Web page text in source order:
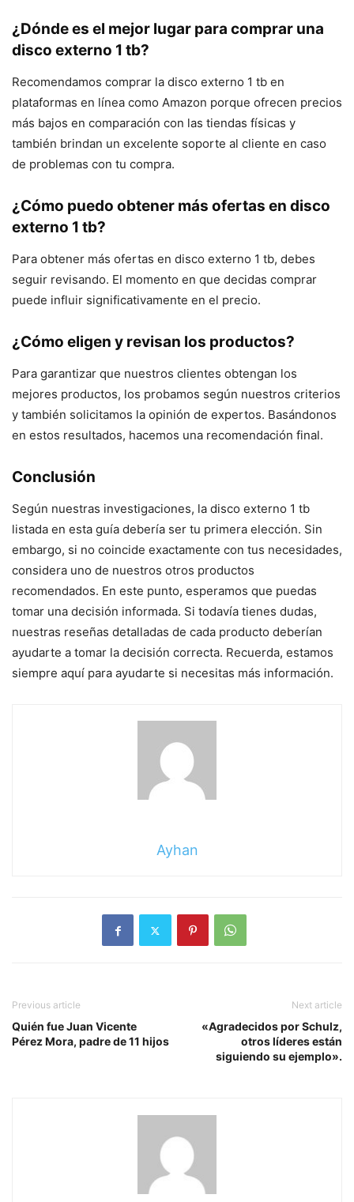
¿Dónde es el mejor lugar para comprar una
disco externo 1 tb?
Recomendamos comprar la disco externo 1 tb en
plataformas en línea como Amazon porque ofrecen precios
más bajos en comparación con las tiendas físicas y
también brindan un excelente soporte al cliente en caso
de problemas con tu compra.
¿Cómo puedo obtener más ofertas en disco
externo 1 tb?
Para obtener más ofertas en disco externo 1 tb, debes
seguir revisando. El momento en que decidas comprar
puede influir significativamente en el precio.
¿Cómo eligen y revisan los productos?
Para garantizar que nuestros clientes obtengan los
mejores productos, los probamos según nuestros criterios
y también solicitamos la opinión de expertos. Basándonos
en estos resultados, hacemos una recomendación final.
Conclusión
Según nuestras investigaciones, la disco externo 1 tb
listada en esta guía debería ser tu primera elección. Sin
embargo, si no coincide exactamente con tus necesidades,
considera uno de nuestros otros productos
recomendados. En este punto, esperamos que puedas
tomar una decisión informada. Si todavía tienes dudas,
nuestras reseñas detalladas de cada producto deberían
ayudarte a tomar la decisión correcta. Recuerda, estamos
siempre aquí para ayudarte si necesitas más información.
Ayhan
Previous article
Quién fue Juan Vicente
Pérez Mora, padre de 11 hijos
Next article
«Agradecidos por Schulz,
otros líderes están
siguiendo su ejemplo».